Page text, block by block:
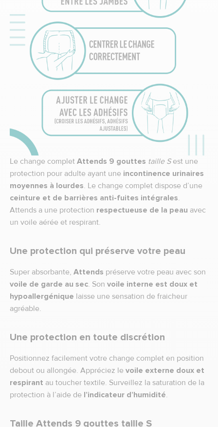
Le change complet Attends 9 gouttes taille Sest une
protection pour adulte ayant une incontinence urinaires
moyennes à lourdes. Le change complet dispose d’une
ceinture et de barrières anti-fuites intégrales.
Attends a une protection respectueuse de la peau avec
un voile aérée et respirant.
Une protection qui préserve votre peau
Super absorbante, Attends préserve votre peau avec son
voile de garde au sec. Son voile interne est doux et
hypoallergénique laisse une sensation de fraicheur
agréable.
Une protection en toute discrétion
Positionnez facilement votre change complet en position
debout ou allongée. Appréciez le voile externe doux et
respirant au toucher textile. Surveillez la saturation de la
protection à l’aide de l’indicateur d’humidité.
Taille Attends 9 gouttes taille S